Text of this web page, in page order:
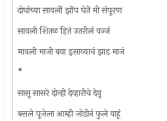
दोघांच्या सावलीं झोंप घेतें मी संपूरण
सावली शितळ हितं उतरीलं वज्जं
मावली माजी बया इसाव्याचं झाड माजं
*
सासू सासरे दोन्ही देव्हारीचे देवू
बसले पूजेला आम्ही जोडीनं फुले वाहूं